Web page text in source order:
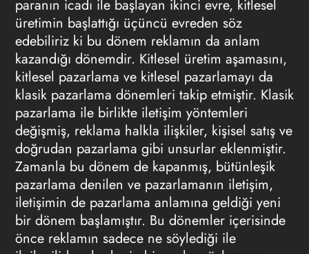
paranın icadı ile başlayan ikinci evre, kitlesel
üretimin başlattığı üçüncü evreden söz
edebiliriz ki bu dönem reklamın da anlam
kazandığı dönemdir. Kitlesel üretim aşamasını,
kitlesel pazarlama ve kitlesel pazarlamayı da
klasik pazarlama dönemleri takip etmiştir. Klasik
pazarlama ile birlikte iletişim yöntemleri
değişmiş, reklama halkla ilişkiler, kişisel satış ve
doğrudan pazarlama gibi unsurlar eklenmiştir.
Zamanla bu dönem de kapanmış, bütünleşik
pazarlama denilen ve pazarlamanın iletişim,
iletişimin de pazarlama anlamına geldiği yeni
bir dönem başlamıştır. Bu dönemler içerisinde
önce reklamın sadece ne söylediği ile